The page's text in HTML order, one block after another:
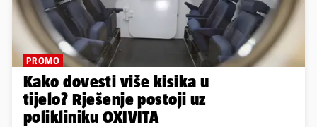
PROMO
Kako dovesti više kisika u
tijelo? Rješenje postoji uz
polikliniku OXIVITA